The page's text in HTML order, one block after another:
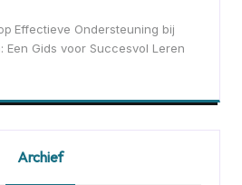
Effectieve Ondersteuning bij
Een Gids voor Succesvol Leren
Archief